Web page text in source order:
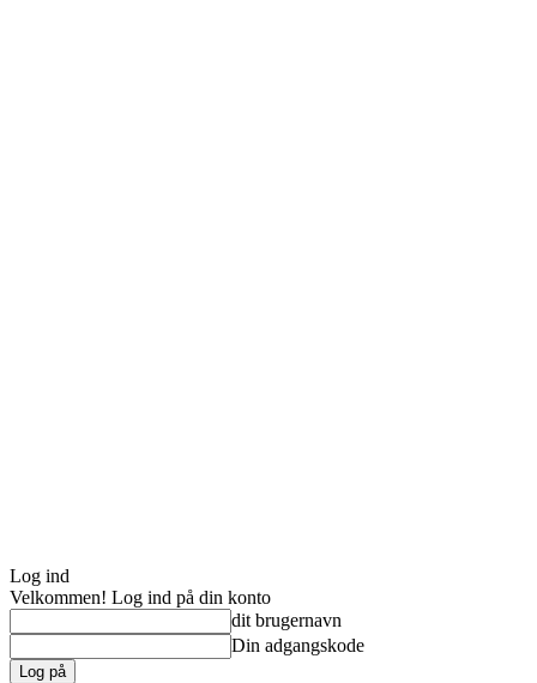
Log ind
Velkommen! Log ind på din konto
dit brugernavn
Din adgangskode